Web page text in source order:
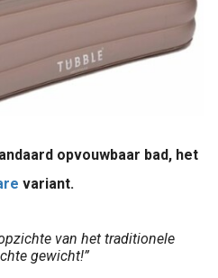
opvouwbaar bad, het
variant.
van het traditionele
gewicht!”